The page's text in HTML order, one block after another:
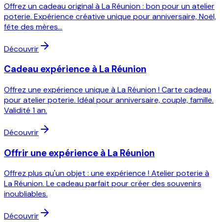
Offrez un cadeau original à La Réunion : bon pour un atelier
poterie. Expérience créative unique pour anniversaire, Noël,
fête des mères...
Découvrir
Cadeau expérience à La Réunion
Offrez une expérience unique à La Réunion ! Carte cadeau
pour atelier poterie. Idéal pour anniversaire, couple, famille.
Validité 1 an.
Découvrir
Offrir une expérience à La Réunion
Offrez plus qu'un objet : une expérience ! Atelier poterie à
La Réunion. Le cadeau parfait pour créer des souvenirs
inoubliables.
Découvrir